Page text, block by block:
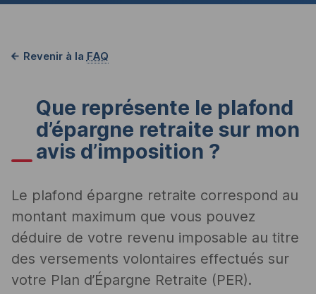
Revenir à la FAQ
Que représente le plafond
d’épargne retraite sur mon
avis d’imposition ?
Le plafond épargne retraite correspond au
montant maximum que vous pouvez
déduire de votre revenu imposable au titre
des versements volontaires effectués sur
votre Plan d’Épargne Retraite (PER).